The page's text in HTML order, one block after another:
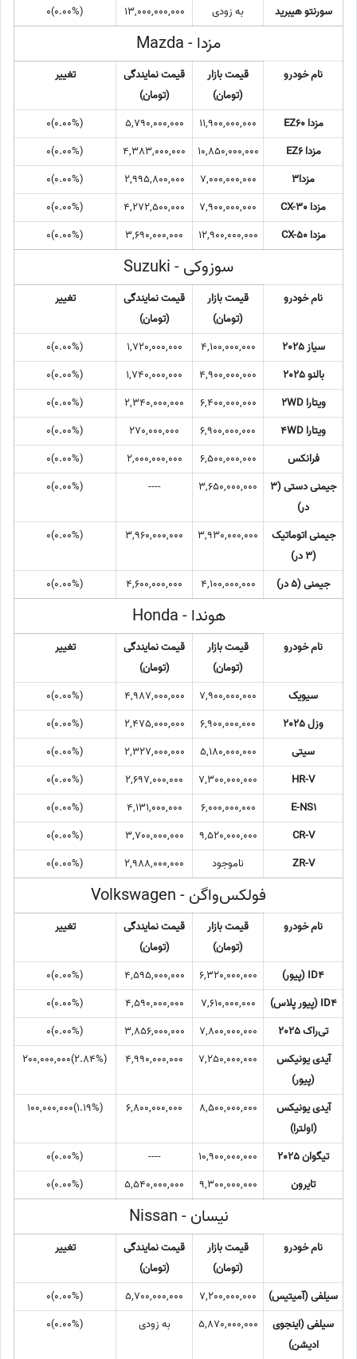
سورنتو هیبرید به زودی 13,000,000,000
(0.00%)0
مزدا - Mazda
نام خودرو
قیمت بازار
(تومان)
قیمت نمایندگی
(تومان)
تغییر
مزدا EZ60 11,900,000,000
5,790,000,000
(0.00%)0
مزدا EZ6
10,850,000,000
4,383,000,000
(0.00%)0
مزدا3
7,000,000,000
2,995,800,000
(0.00%)0
مزدا CX-30
7,900,000,000
4,272,500,000
(0.00%)0
مزدا CX-50
12,900,000,000
3,690,000,000
(0.00%)0
سوزوکی - Suzuki
نام خودرو
قیمت بازار
(تومان)
قیمت نمایندگی
(تومان)
تغییر
سیاز 2025 4,100,000,000
1,720,000,000
(0.00%)0
بالنو 2025
4,900,000,000
1,740,000,000
(0.00%)0
ویتارا 2WD
6,400,000,000
2,340,000,000
(0.00%)0
ویتارا 4WD
6,900,000,000
270,000,000
(0.00%)0
فرانکس
6,500,000,000
2,000,000,000
(0.00%)0
جیمنی دستی (3
در)
3,650,000,000
----
(0.00%)0
جیمنی اتوماتیک
(3 در)
3,930,000,000
3,960,000,000
(0.00%)0
جیمنی (5 در) 4,100,000,000
4,600,000,000
(0.00%)0
هوندا - Honda
نام خودرو
قیمت بازار
(تومان)
قیمت نمایندگی
(تومان)
تغییر
سیویک 7,900,000,000
4,987,000,000
(0.00%)0
وزل 2025
6,900,000,000
2,475,000,000
(0.00%)0
سیتی
5,180,000,000
2,327,000,000
(0.00%)0
HR-V
7,300,000,000
2,697,000,000
(0.00%)0
E-NS1
6,000,000,000
4,131,000,000
(0.00%)0
CR-V
9,520,000,000
3,700,000,000
(0.00%)0
ZR-V
ناموجود 2,988,000,000
(0.00%)0
فولکس‌واگن - Volkswagen
نام خودرو
قیمت بازار
(تومان)
قیمت نمایندگی
(تومان)
تغییر
ID4 (پیور) 6,320,000,000
4,595,000,000
(0.00%)0
ID4 (پیور پلاس)
7,610,000,000
4,590,000,000
(0.00%)0
تی‌راک 2025
7,800,000,000
3,856,000,000
(0.00%)0
آیدی یونیکس
(پیور)
7,250,000,000
4,990,000,000
(‎2.84%‏)‎200,000,000‏
آیدی یونیکس
(اولترا)
8,500,000,000
6,800,000,000
(‎1.19%‏)‎100,000,000‏
تیگوان 2025 10,900,000,000
----
(0.00%)0
تایرون
9,300,000,000
5,540,000,000
(0.00%)0
نیسان - Nissan
نام خودرو
قیمت بازار
(تومان)
قیمت نمایندگی
(تومان)
تغییر
سیلفی (آمیتیس) 7,200,000,000
5,700,000,000
(0.00%)0
سیلفی (اینجوی
ادیشن)
5,870,000,000 به زودی (0.00%)0